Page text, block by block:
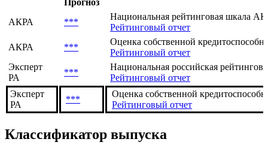
Прогноз
АКРА ***
Национальная рейтинговая шкала
Рейтинговый отчет
АКРА
***
Оценка собственной
Рейтинговый отчет
Эксперт
РА
***
Национальная российская
Рейтинговый отчет
Эксперт
РА
***
Оценка собственной
Рейтинговый отчет
Классификатор выпуска